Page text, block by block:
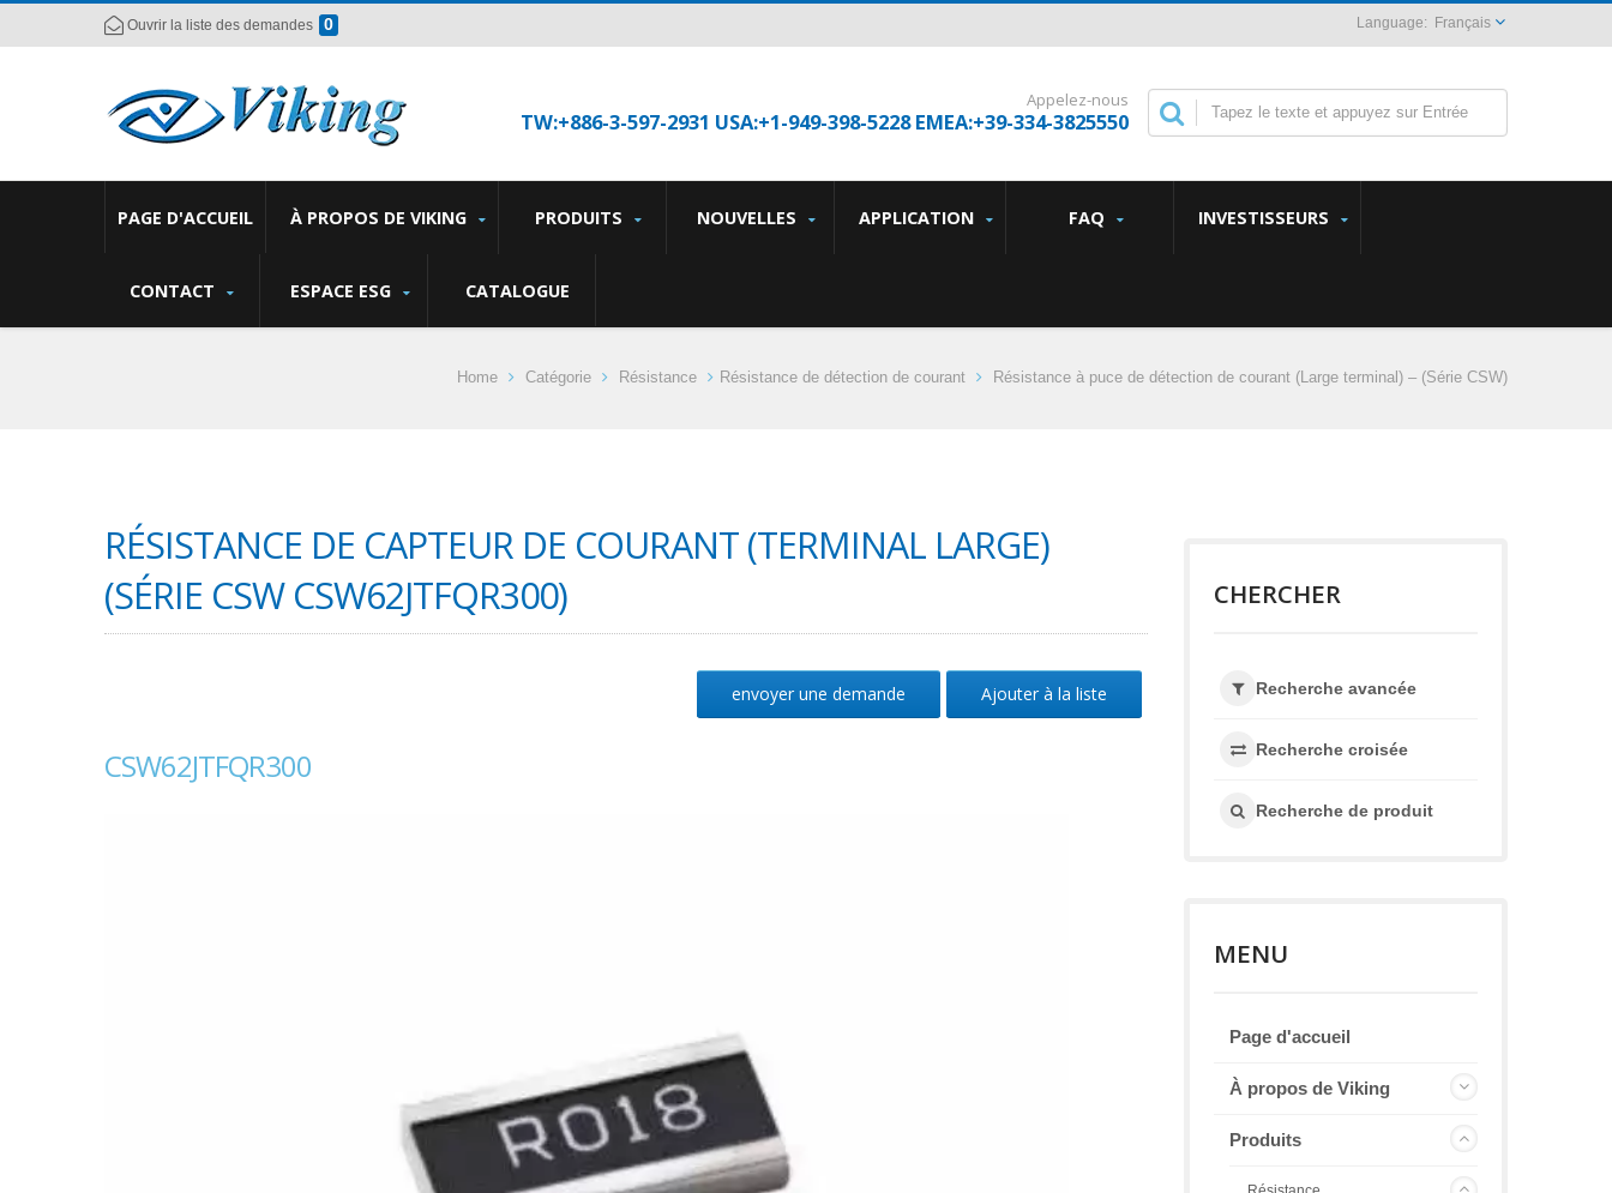
Ouvrir la liste des demandes 0 Français
Appelez-nous
TW:+886-3-597-2931 USA:+1-949-398-5228 EMEA:+39-334-3825550
PAGE D'ACCUEIL À PROPOS DE VIKING PRODUITS NOUVELLES APPLICATION FAQ INVESTISSEURS
CONTACT ESPACE ESG CATALOGUE
Home Catégorie Résistance Résistance de détection de courant Résistance à puce de détection de courant (Large terminal) – (Série CSW)
RÉSISTANCE DE CAPTEUR DE COURANT (TERMINAL LARGE)
(SÉRIE CSW CSW62JTFQR300)
envoyer une demande Ajouter à la liste
CSW62JTFQR300
CHERCHER
Recherche avancée
Recherche croisée
Recherche de produit
MENU
Page d'accueil
À propos de Viking
Produits